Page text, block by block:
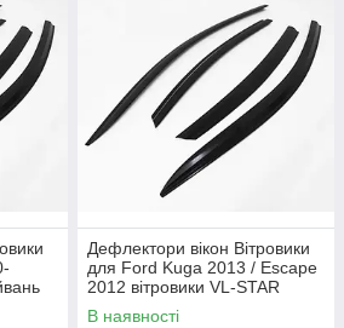
Дефлектори вікон Вітровики
для Ford Kuga 2013 / Escape
2012 вітровики VL-STAR
Тайвань
В наявності